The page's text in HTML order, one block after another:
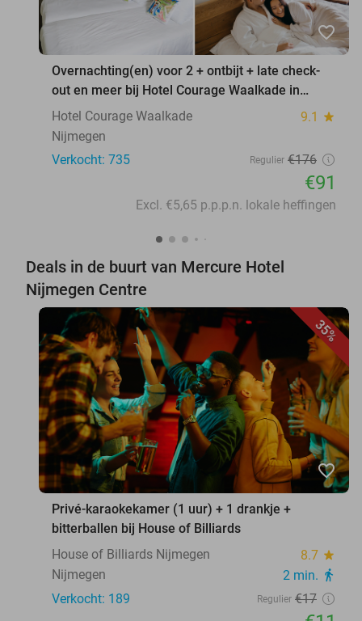
favorite_border
Overnachting(en) voor 2 + ontbijt + late check-
out en meer bij Hotel Courage Waalkade in
Nijmegen
Hotel Courage Waalkade 9.1 star
Nijmegen
Verkocht: 735
Regulier €176
€91
Excl. €5,65 p.p.p.n. lokale heffingen
Deals in de buurt van Mercure Hotel
Nijmegen Centre
35%
favorite_border
Privé-karaokekamer (1 uur) + 1 drankje +
bitterballen bij House of Billiards
House of Billiards Nijmegen
8.7 star
Nijmegen 2 min. directions_walk
Verkocht: 189 Regulier €17